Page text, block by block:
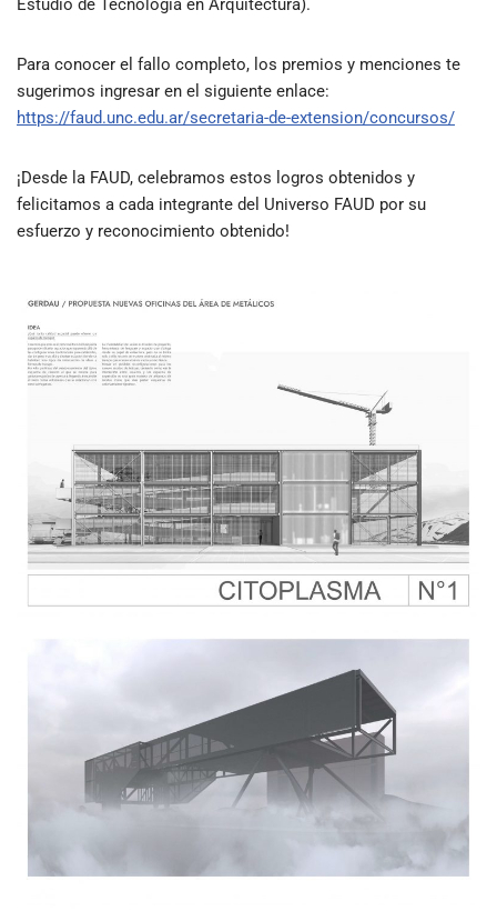
Para conocer el fallo completo, los premios y menciones te
sugerimos ingresar en el siguiente enlace:
https://faud.unc.edu.ar/secretaria-de-extension/concursos/
¡Desde la FAUD, celebramos estos logros obtenidos y
felicitamos a cada integrante del Universo FAUD por su
esfuerzo y reconocimiento obtenido!